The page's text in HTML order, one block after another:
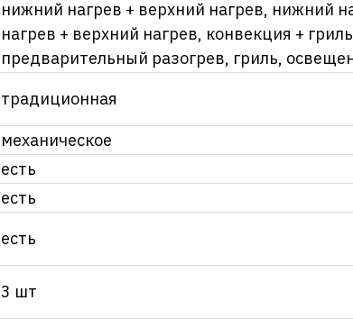
нижний нагрев + верхний нагрев, нижний
нагрев + верхний нагрев, конвекция +
предварительный разогрев, гриль,
традиционная
механическое
есть
есть
есть
3 шт